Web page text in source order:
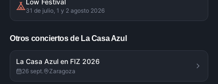
Low Festival
31 de julio, 1 y 2 agosto 2026
Otros conciertos de La Casa Azul
La Casa Azul en FIZ 2026
26 sept. Zaragoza